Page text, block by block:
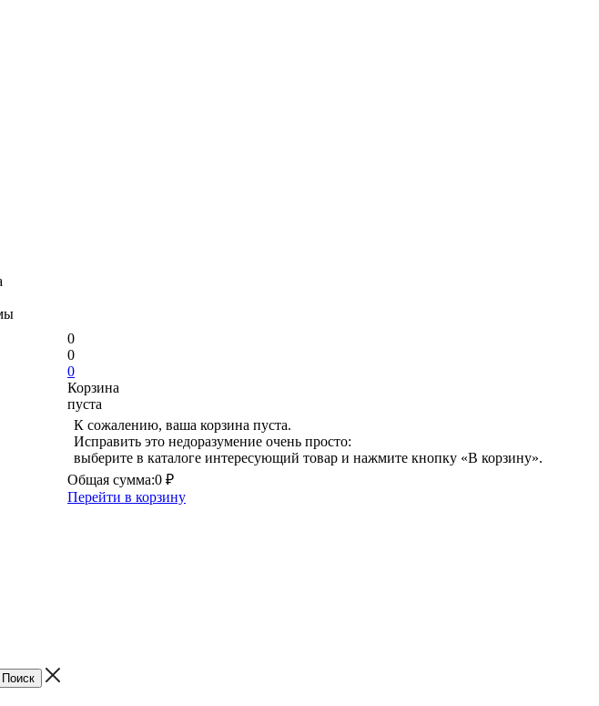
0
0
0
Корзина
пуста
К сожалению, ваша корзина пуста.
Исправить это недоразумение очень просто:
выберите в каталоге интересующий товар и нажмите кнопку «В корзину».
Общая сумма:0 ₽
Перейти в корзину